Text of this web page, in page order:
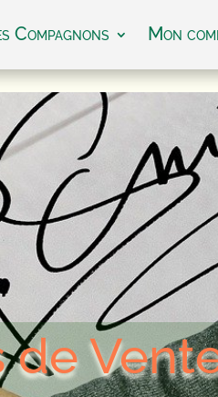
Compagnons Mon
de